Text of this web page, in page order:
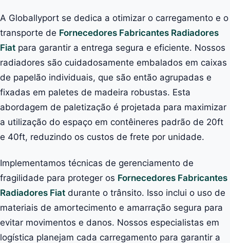
A Globallyport se dedica a otimizar o carregamento e o
transporte de Fornecedores Fabricantes Radiadores
Fiat para garantir a entrega segura e eficiente. Nossos
radiadores são cuidadosamente embalados em caixas
de papelão individuais, que são então agrupadas e
fixadas em paletes de madeira robustas. Esta
abordagem de paletização é projetada para maximizar
a utilização do espaço em contêineres padrão de 20ft
e 40ft, reduzindo os custos de frete por unidade.
Implementamos técnicas de gerenciamento de
fragilidade para proteger os Fornecedores Fabricantes
Radiadores Fiat durante o trânsito. Isso inclui o uso de
materiais de amortecimento e amarração segura para
evitar movimentos e danos. Nossos especialistas em
logística planejam cada carregamento para garantir a